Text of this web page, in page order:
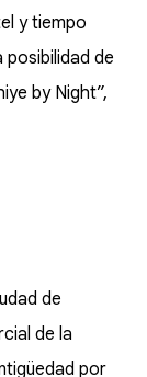
y tiempo
de
by Night”,
de
de la
por